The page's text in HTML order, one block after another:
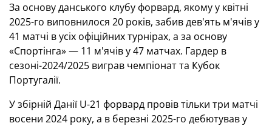
За основу данського клубу форвард, якому у квітні
2025-го виповнилося 20 років, забив дев'ять м'ячів у
41 матчі в усіх офіційних турнірах, а за основу
«Спортінга» — 11 м'ячів у 47 матчах. Гардер в
сезоні-2024/2025 виграв чемпіонат та Кубок
Португалії.
У збірній Данії U-21 форвард провів тільки три матчі
восени 2024 року, а в березні 2025-го дебютував у